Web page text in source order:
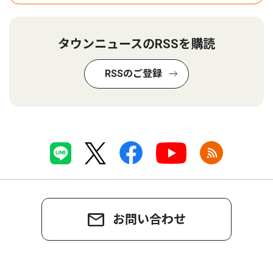
タウンニュースのRSSを購読
RSSのご登録
お問い合わせ